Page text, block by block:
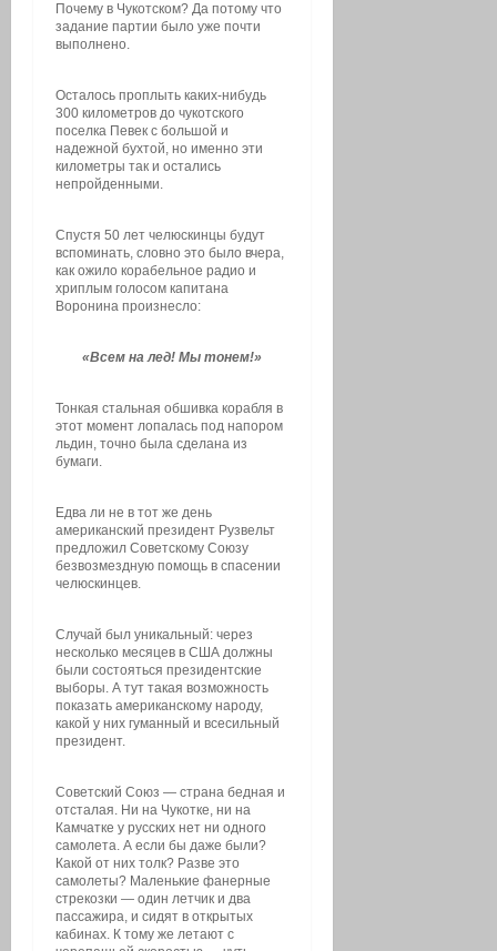
Почему в Чукотском? Да потому что
задание партии было уже почти
выполнено.
Осталось проплыть каких-нибудь
300 километров до чукотского
поселка Певек с большой и
надежной бухтой, но именно эти
километры так и остались
непройденными.
Спустя 50 лет челюскинцы будут
вспоминать, словно это было вчера,
как ожило корабельное радио и
хриплым голосом капитана
Воронина произнесло:
«Всем на лед! Мы тонем!»
Тонкая стальная обшивка корабля в
этот момент лопалась под напором
льдин, точно была сделана из
бумаги.
Едва ли не в тот же день
американский президент Рузвельт
предложил Советскому Союзу
безвозмездную помощь в спасении
челюскинцев.
Случай был уникальный: через
несколько месяцев в США должны
были состояться президентские
выборы. А тут такая возможность
показать американскому народу,
какой у них гуманный и всесильный
президент.
Советский Союз — страна бедная и
отсталая. Ни на Чукотке, ни на
Камчатке у русских нет ни одного
самолета. А если бы даже были?
Какой от них толк? Разве это
самолеты? Маленькие фанерные
стрекозки — один летчик и два
пассажира, и сидят в открытых
кабинах. К тому же летают с